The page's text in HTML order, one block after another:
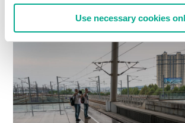
Use necessary cookies
esclusivo degli aeroporti cinesi :).